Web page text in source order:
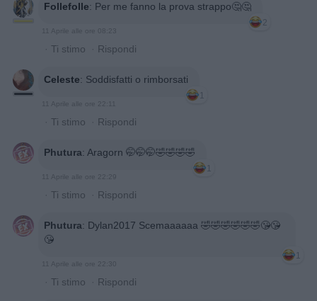
Follefolle: Per me fanno la prova strappo🤔🤔
2
11 Aprile alle ore 08:23
· Ti stimo · Rispondi
Celeste: Soddisfatti o rimborsati
1
11 Aprile alle ore 22:11
· Ti stimo · Rispondi
Phutura: Aragorn 🤭🤭🤭🤣🤣🤣🤣
1
11 Aprile alle ore 22:29
· Ti stimo · Rispondi
Phutura: Dylan2017 Scemaaaaaa 🤣🤣🤣🤣🤣🤣😘😘
😘
1
11 Aprile alle ore 22:30
· Ti stimo · Rispondi